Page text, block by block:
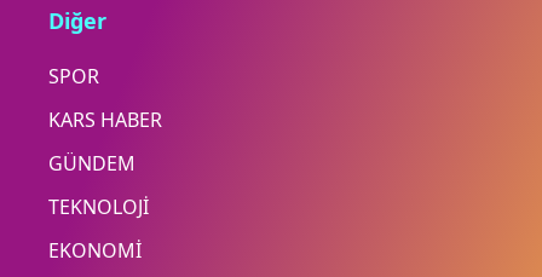
Diğer
SPOR
KARS HABER
GÜNDEM
TEKNOLOJİ
EKONOMİ